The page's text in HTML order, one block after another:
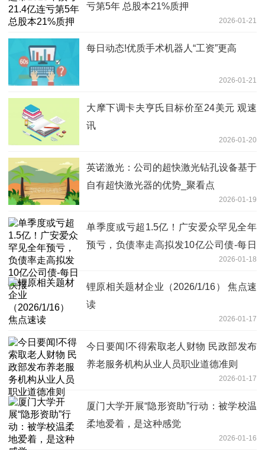
亏第5年 总股本21%质押
2026-01-21
每日动态!优质手术机器人“工资”更高
2026-01-21
大摩下调卡夫亨氏目标价至24美元 观速
讯
2026-01-20
英诺激光：公司的超快激光钻孔设备基于
自有超快激光器的优势_聚看点
2026-01-19
单季度或亏超1.5亿！广安爱众罕见全年
预亏，负债率走高拟发10亿公司债-每日
2026-01-18
锂原相关题材企业（2026/1/16） 焦点速
读
2026-01-17
今日要闻!不得索取老人财物 民政部发布
养老服务机构从业人员职业道德准则
2026-01-17
厦门大学开展“隐形资助”行动：被学校温
柔地爱着，是这种感觉
2026-01-16